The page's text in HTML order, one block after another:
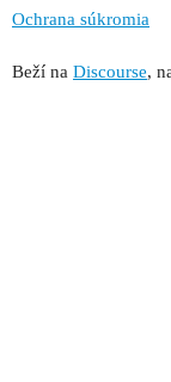
Ochrana súkromia
Beží na Discourse,